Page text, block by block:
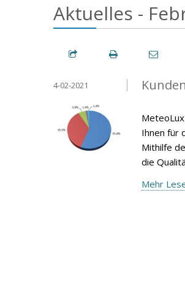
Aktuelles -
4-02-2021
Ihnen für
Mithilfe
die
Mehr